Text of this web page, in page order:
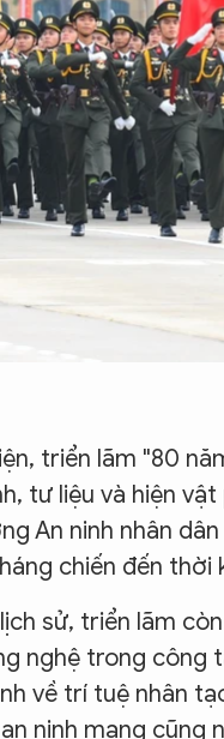
triển lãm "80
tư liệu và hiện
An ninh nhân
chiến đến thời
sử, triển lãm
nghệ trong công
về trí tuệ nhân
ninh mạng